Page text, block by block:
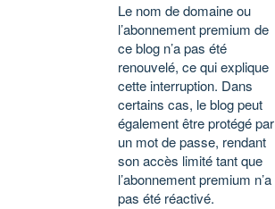
Le nom de domaine ou
l’abonnement premium de
ce blog n’a pas été
renouvelé, ce qui explique
cette interruption. Dans
certains cas, le blog peut
également être protégé par
un mot de passe, rendant
son accès limité tant que
l’abonnement premium n’a
pas été réactivé.